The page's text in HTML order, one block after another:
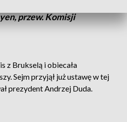
przew. Komisji
z Brukselą i obiecała
Sejm przyjął już ustawę w tej
prezydent Andrzej Duda.